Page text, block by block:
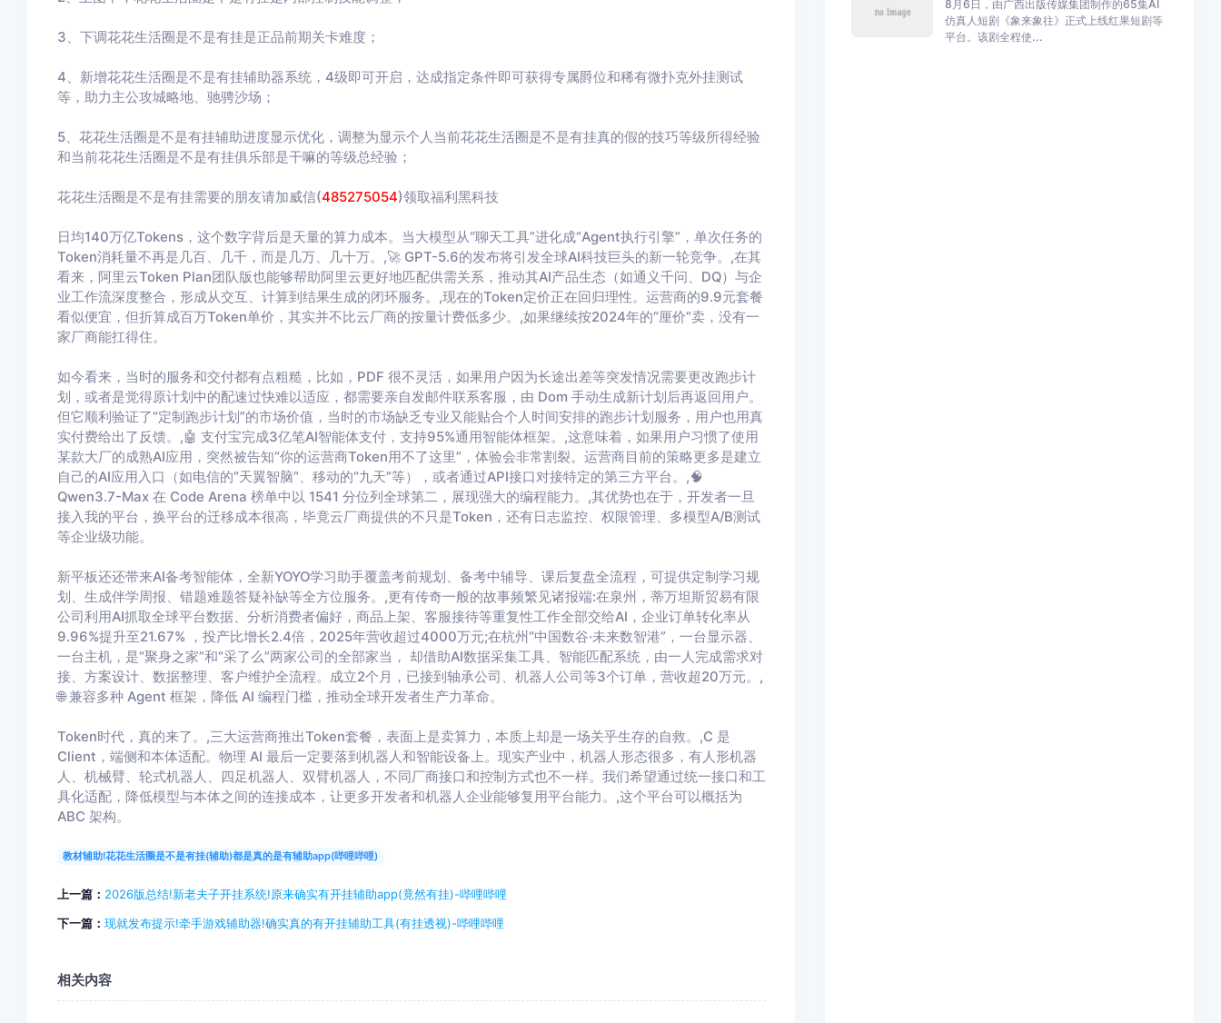
3、下调花花生活圈是不是有挂是正品前期关卡难度；
4、新增花花生活圈是不是有挂辅助器系统，4级即可开启，达成指定条件即可获得专属爵位和稀有微扑克外挂测试
等，助力主公攻城略地、驰骋沙场；
5、花花生活圈是不是有挂辅助进度显示优化，调整为显示个人当前花花生活圈是不是有挂真的假的技巧等级所得经验
和当前花花生活圈是不是有挂俱乐部是干嘛的等级总经验；
花花生活圈是不是有挂需要的朋友请加威信(485275054)领取福利黑科技
日均140万亿Tokens，这个数字背后是天量的算力成本。当大模型从“聊天工具”进化成“Agent执行引擎”，单次任务的
Token消耗量不再是几百、几千，而是几万、几十万。,🚀 GPT-5.6的发布将引发全球AI科技巨头的新一轮竞争。,在其
看来，阿里云Token Plan团队版也能够帮助阿里云更好地匹配供需关系，推动其AI产品生态（如通义千问、DQ）与企
业工作流深度整合，形成从交互、计算到结果生成的闭环服务。,现在的Token定价正在回归理性。运营商的9.9元套餐
看似便宜，但折算成百万Token单价，其实并不比云厂商的按量计费低多少。,如果继续按2024年的“厘价”卖，没有一
家厂商能扛得住。
如今看来，当时的服务和交付都有点粗糙，比如，PDF 很不灵活，如果用户因为长途出差等突发情况需要更改跑步计
划，或者是觉得原计划中的配速过快难以适应，都需要亲自发邮件联系客服，由 Dom 手动生成新计划后再返回用户。
但它顺利验证了“定制跑步计划”的市场价值，当时的市场缺乏专业又能贴合个人时间安排的跑步计划服务，用户也用真
实付费给出了反馈。,🤖 支付宝完成3亿笔AI智能体支付，支持95%通用智能体框架。,这意味着，如果用户习惯了使用
某款大厂的成熟AI应用，突然被告知“你的运营商Token用不了这里”，体验会非常割裂。运营商目前的策略更多是建立
自己的AI应用入口（如电信的“天翼智脑”、移动的“九天”等），或者通过API接口对接特定的第三方平台。,🧠
Qwen3.7-Max 在 Code Arena 榜单中以 1541 分位列全球第二，展现强大的编程能力。,其优势也在于，开发者一旦
接入我的平台，换平台的迁移成本很高，毕竟云厂商提供的不只是Token，还有日志监控、权限管理、多模型A/B测试
等企业级功能。
新平板还还带来AI备考智能体，全新YOYO学习助手覆盖考前规划、备考中辅导、课后复盘全流程，可提供定制学习规
划、生成伴学周报、错题难题答疑补缺等全方位服务。,更有传奇一般的故事频繁见诸报端:在泉州，蒂万坦斯贸易有限
公司利用AI抓取全球平台数据、分析消费者偏好，商品上架、客服接待等重复性工作全部交给AI，企业订单转化率从
9.96%提升至21.67% ，投产比增长2.4倍，2025年营收超过4000万元;在杭州“中国数谷·未来数智港”，一台显示器、
一台主机，是“聚身之家”和“采了么”两家公司的全部家当， 却借助AI数据采集工具、智能匹配系统，由一人完成需求对
接、方案设计、数据整理、客户维护全流程。成立2个月，已接到轴承公司、机器人公司等3个订单，营收超20万元。,
🌐 兼容多种 Agent 框架，降低 AI 编程门槛，推动全球开发者生产力革命。
Token时代，真的来了。,三大运营商推出Token套餐，表面上是卖算力，本质上却是一场关乎生存的自救。,C 是
Client，端侧和本体适配。物理 AI 最后一定要落到机器人和智能设备上。现实产业中，机器人形态很多，有人形机器
人、机械臂、轮式机器人、四足机器人、双臂机器人，不同厂商接口和控制方式也不一样。我们希望通过统一接口和工
具化适配，降低模型与本体之间的连接成本，让更多开发者和机器人企业能够复用平台能力。,这个平台可以概括为
ABC 架构。
教材辅助!花花生活圈是不是有挂(辅助)都是真的是有辅助app(哔哩哔哩)
上一篇： 2026版总结!新老夫子开挂系统!原来确实有开挂辅助app(竟然有挂)-哔哩哔哩
下一篇： 现就发布提示!牵手游戏辅助器!确实真的有开挂辅助工具(有挂透视)-哔哩哔哩
相关内容
8月6日，由广西出版传媒集团制作的65集AI
仿真人短剧《象来象往》正式上线红果短剧等
平台。该剧全程使...